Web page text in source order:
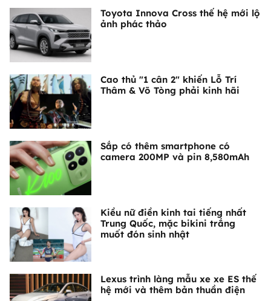
Toyota Innova Cross thế hệ mới lộ
ảnh phác thảo
Cao thủ "1 cân 2" khiến Lỗ Trí
Thâm & Võ Tòng phải kinh hãi
Sắp có thêm smartphone có
camera 200MP và pin 8,580mAh
Kiều nữ điền kinh tai tiếng nhất
Trung Quốc, mặc bikini trắng
muốt đón sinh nhật
Lexus trình làng mẫu xe xe ES thế
hệ mới và thêm bản thuần điện